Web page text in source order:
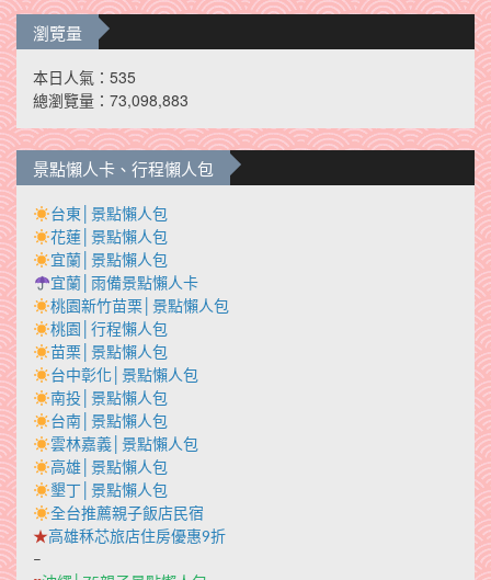
瀏覽量
本日人氣：535
總瀏覽量：73,098,883
景點懶人卡、行程懶人包
台東│景點懶人包
花蓮│景點懶人包
宜蘭│景點懶人包
宜蘭│雨備景點懶人卡
桃園新竹苗栗│景點懶人包
桃園│行程懶人包
苗栗│景點懶人包
台中彰化│景點懶人包
南投│景點懶人包
台南│景點懶人包
雲林嘉義│景點懶人包
高雄│景點懶人包
墾丁│景點懶人包
全台推薦親子飯店民宿
★高雄秝芯旅店住房優惠9折
–